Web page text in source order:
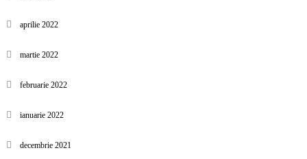
aprilie 2022
martie 2022
februarie 2022
ianuarie 2022
decembrie 2021